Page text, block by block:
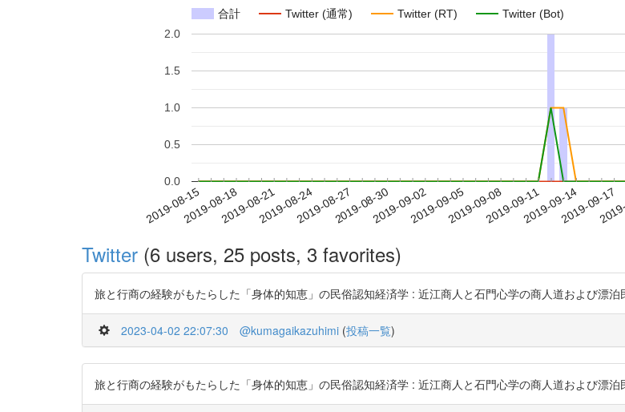
合計 Twitter (通常) Twitter (RT) Twitter (Bot)
2019-08-152019-08-182019-08-212019-08-242019-08-272019-08-302019-09-022019-09-052019-09-082019-09-112019-09-142019-09-17
0.0
0.5
1.0
1.5
2.0
Twitter (6 users, 25 posts, 3 favorites)
旅と行商の経験がもたらした「身体的知恵」の民俗認知経済学 : 近江商人と石門心学の商人道および漂
2023-04-02 22:07:30 @kumagaikazuhimi (投稿一覧)
旅と行商の経験がもたらした「身体的知恵」の民俗認知経済学 : 近江商人と石門心学の商人道および漂